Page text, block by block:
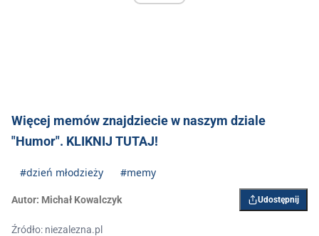
Więcej memów znajdziecie w naszym dziale
"Humor". KLIKNIJ TUTAJ!
#dzień młodzieży #memy
Autor: Michał Kowalczyk Udostępnij
Źródło: niezalezna.pl